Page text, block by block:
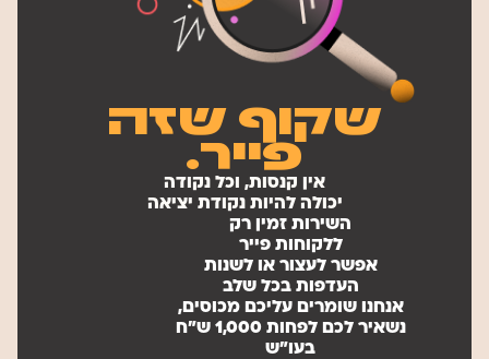
שקוף שזה
פייר.
אין קנסות, וכל נקודה
יכולה להיות נקודת יציאה
השירות זמין רק
ללקוחות פייר
אפשר לעצור או לשנות
העדפות בכל שלב
אנחנו שומרים עליכם מכוסים,
נשאיר לכם לפחות 1,000 ש"ח
בעו"ש